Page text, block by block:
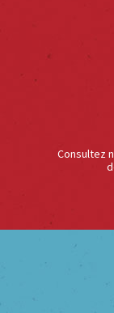
Consultez